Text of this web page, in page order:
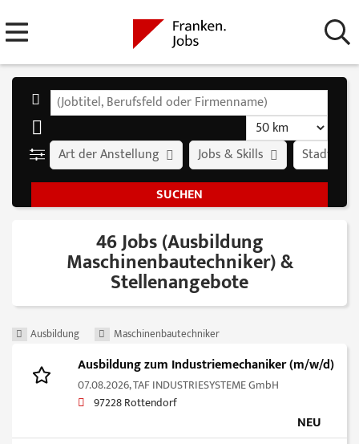
Stadt
Art der Anstellung Jobs & Skills
46 Jobs (Ausbildung
Maschinenbautechniker) &
Stellenangebote
Ausbildung Maschinenbautechniker
Ausbildung zum Industriemechaniker (m/w/d)
07.08.2026,TAF INDUSTRIESYSTEME GmbH
97228 Rottendorf
NEU